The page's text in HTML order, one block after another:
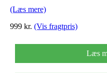
(Læs mere)
999 kr. (Vis fragtpris)
Læs